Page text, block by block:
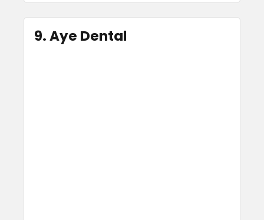
9. Aye Dental